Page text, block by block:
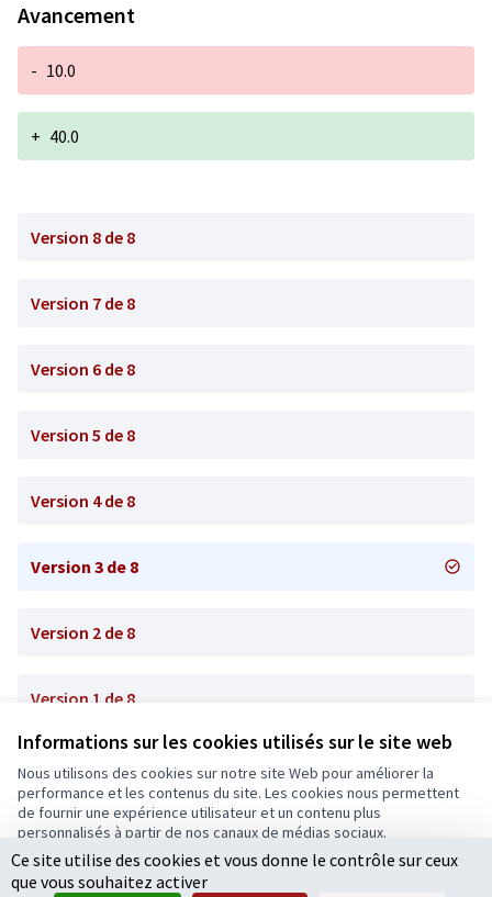
Informations sur les cookies utilisés sur le site web
Nous utilisons des cookies sur notre site Web pour améliorer la
performance et les contenus du site. Les cookies nous permettent
de fournir une expérience utilisateur et un contenu plus
personnalisés à partir de nos canaux de médias sociaux.
Tout accepter
Avancement
- 10.0
+ 40.0
Version 8 de 8
Version 7 de 8
Version 6 de 8
Version 5 de 8
Version 4 de 8
Version 3 de 8
Version 2 de 8
Version 1 de 8
Conditions d'utilisation
Paramètres des cookies
Ecrivons Angers sur X
(Lien externe)
Ecrivons Angers sur Facebook
(Lien externe)
Ce site utilise des cookies et vous donne le contrôle sur ceux
que vous souhaitez activer